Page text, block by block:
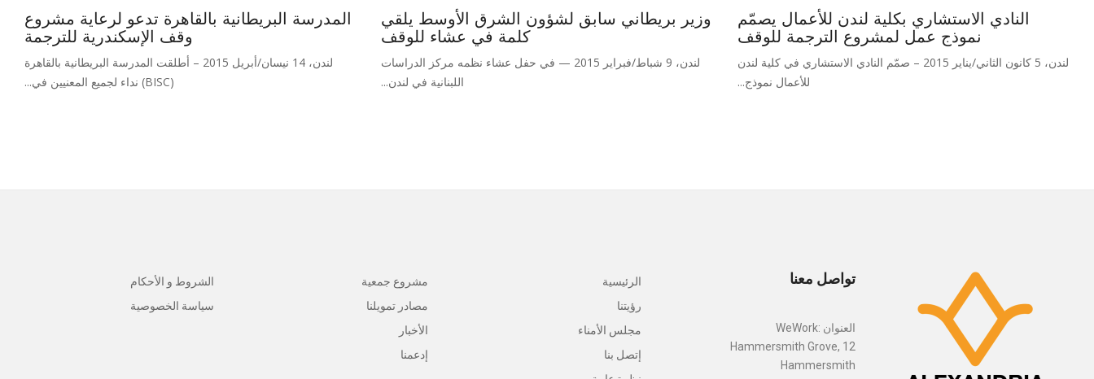
النادي الاستشاري بكلية لندن للأعمال يصمّم
نموذج عمل لمشروع الترجمة للوقف
لندن، 5 كانون الثاني/يناير 2015 – صمّم النادي الاستشاري في كلية لندن
للأعمال نموذج...
وزير بريطاني سابق لشؤون الشرق الأوسط يلقي
كلمة في عشاء للوقف
لندن، 9 شباط/فبراير 2015 — في حفل عشاء نظمه مركز الدراسات
اللبنانية في لندن...
المدرسة البريطانية بالقاهرة تدعو لرعاية مشروع
وقف الإسكندرية للترجمة
لندن، 14 نيسان/أبريل 2015 – أطلقت المدرسة البريطانية بالقاهرة
(BISC) نداء لجميع المعنيين في...
تواصل معنا
العنوان :WeWork
12 Hammersmith Grove,
Hammersmith
الرئيسية
رؤيتنا
مجلس الأمناء
إتصل بنا
مشروع جمعية
مصادر تمويلنا
الأخبار
إدعمنا
الشروط و الأحكام
سياسة الخصوصية